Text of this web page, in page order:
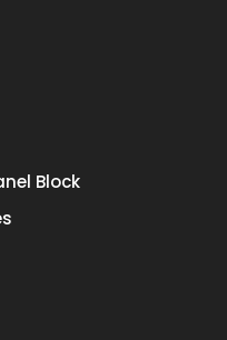
Block